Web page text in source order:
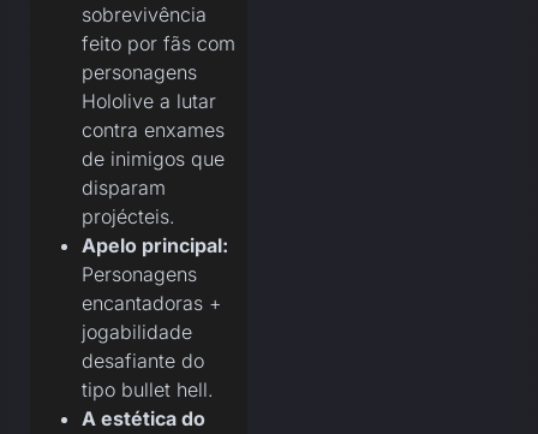
sobrevivência
feito por fãs com
personagens
Hololive a lutar
contra enxames
de inimigos que
disparam
projécteis.
Apelo principal:
Personagens
encantadoras +
jogabilidade
desafiante do
tipo bullet hell.
A estética do